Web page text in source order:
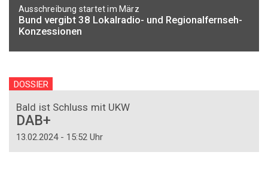
Ausschreibung startet im März
Bund vergibt 38 Lokalradio- und Regionalfernseh-
Konzessionen
DOSSIER
Bald ist Schluss mit UKW
DAB+
13.02.2024 - 15:52 Uhr